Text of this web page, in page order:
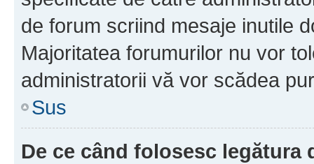
de forum scriind mesaje inutile
Majoritatea forumurilor nu vor
administratorii vă vor scădea
Sus
De ce când folosesc